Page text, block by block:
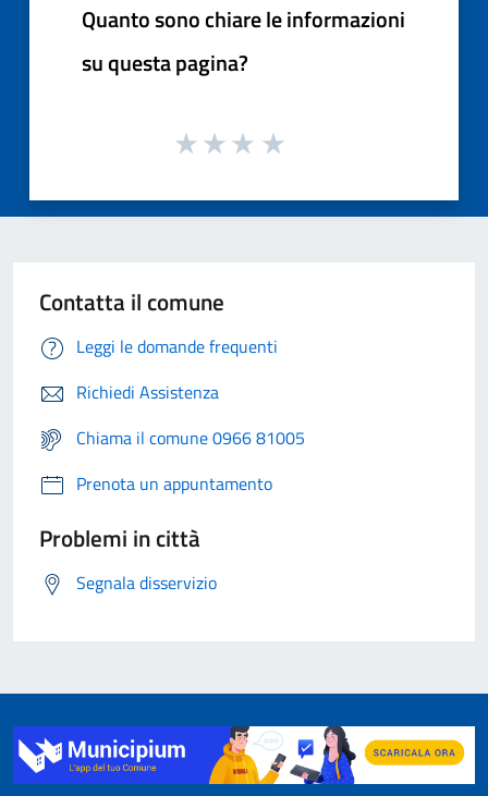
Quanto sono chiare le informazioni
su questa pagina?
Contatta il comune
Leggi le domande frequenti
Richiedi Assistenza
Chiama il comune 0966 81005
Prenota un appuntamento
Problemi in città
Segnala disservizio